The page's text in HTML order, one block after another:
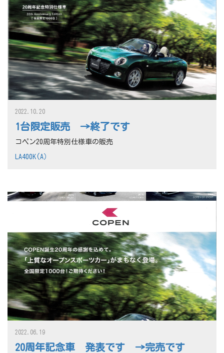
1台限定販売 →終了です
2022.10.20
コペン20周年特別仕様車の販売
LA400K(A）
20周年記念車 発表です →完売です
2022.06.19